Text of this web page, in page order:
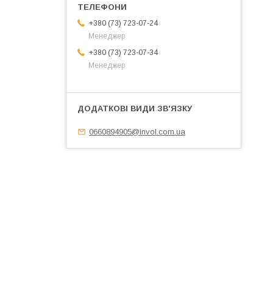
+380 (73) 723-07-24
Менеджер
+380 (73) 723-07-34
Менеджер
0660894905@invol.com.ua